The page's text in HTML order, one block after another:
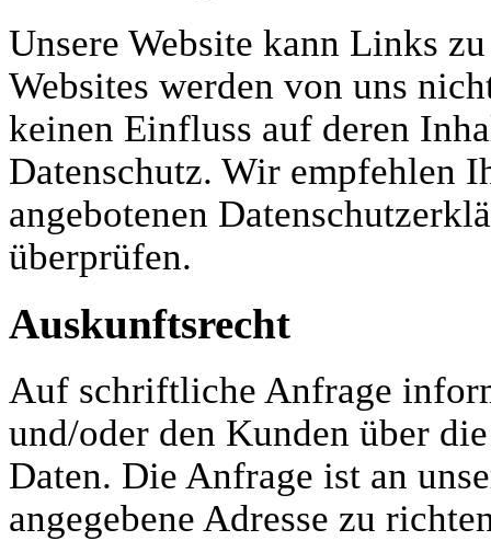
Unsere Website kann Links
Websites werden von uns
keinen Einfluss auf deren
Datenschutz. Wir empfehlen
angebotenen
überprüfen.
Auskunftsrecht
Auf schriftliche Anfrage
und/oder den Kunden über
Daten. Die Anfrage ist an
angegebene Adresse zu